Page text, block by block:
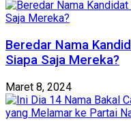
Beredar Nama
Siapa Saja Mereka?
Maret 8, 2024